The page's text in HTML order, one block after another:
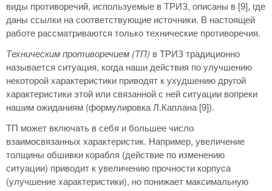
виды противоречий, используемые в ТРИЗ, описаны в [9], где
даны ссылки на соответствующие источники. В настоящей
работе рассматриваются только технические противоречия.
Техническим противоречием (ТП) в ТРИЗ традиционно
называется ситуация, когда наши действия по улучшению
некоторой характеристики приводят к ухудшению другой
характеристики этой или связанной с ней ситуации вопреки
нашим ожиданиям (формулировка Л.Каплана [9]).
ТП может включать в себя и большее число
взаимосвязанных характеристик. Например, увеличение
толщины обшивки корабля (действие по изменению
ситуации) приводит к увеличению прочности корпуса
(улучшение характеристики), но понижает максимальную